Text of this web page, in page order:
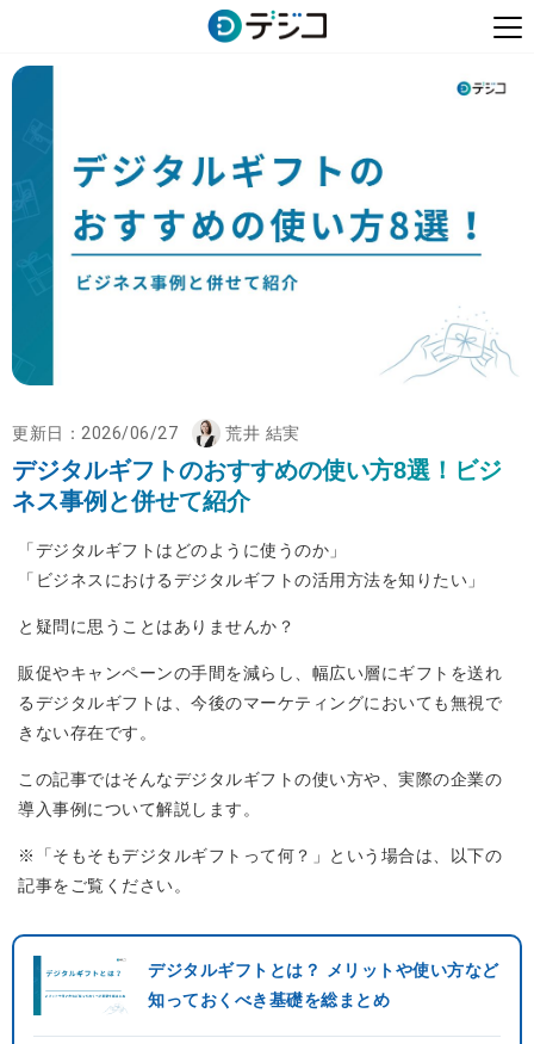
更新日： 2026/06/27 荒井 結実
デジタルギフトのおすすめの使い方8選！ビジ
ネス事例と併せて紹介
「デジタルギフトはどのように使うのか」
「ビジネスにおけるデジタルギフトの活用方法を知りたい」
と疑問に思うことはありませんか？
販促やキャンペーンの手間を減らし、幅広い層にギフトを送れ
るデジタルギフトは、今後のマーケティングにおいても無視で
きない存在です。
この記事ではそんなデジタルギフトの使い方や、実際の企業の
導入事例について解説します。
※「そもそもデジタルギフトって何？」という場合は、以下の
記事をご覧ください。
デジタルギフトとは？ メリットや使い方など
知っておくべき基礎を総まとめ